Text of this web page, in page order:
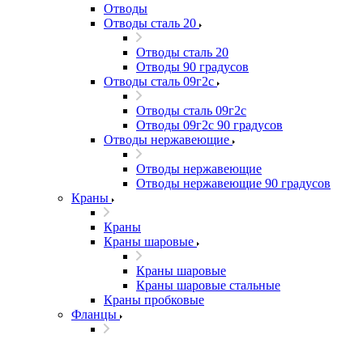
Отводы
Отводы сталь 20
Отводы сталь 20
Отводы 90 градусов
Отводы сталь 09г2с
Отводы сталь 09г2с
Отводы 09г2с 90 градусов
Отводы нержавеющие
Отводы нержавеющие
Отводы нержавеющие 90 градусов
Краны
Краны
Краны шаровые
Краны шаровые
Краны шаровые стальные
Краны пробковые
Фланцы